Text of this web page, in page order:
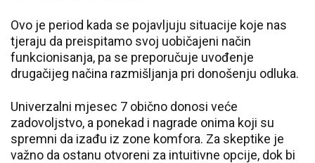
Ovo je period kada se pojavljuju situacije koje nas
tjeraju da preispitamo svoj uobičajeni način
funkcionisanja, pa se preporučuje uvođenje
drugačijeg načina razmišljanja pri donošenju odluka.
Univerzalni mjesec 7 obično donosi veće
zadovoljstvo, a ponekad i nagrade onima koji su
spremni da izađu iz zone komfora. Za skeptike je
važno da ostanu otvoreni za intuitivne opcije, dok bi